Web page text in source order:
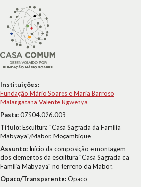
Instituições:
Fundação Mário Soares e Maria Barroso
Malangatana Valente Ngwenya
Pasta:07904.026.003
Título:Escultura "Casa Sagrada da Família
Mabyaya"/Mabor, Moçambique
Assunto: Início da composição e montagem
dos elementos da escultura "Casa Sagrada da
Família Mabyaya" no terreno da Mabor.
Opaco/Transparente:Opaco